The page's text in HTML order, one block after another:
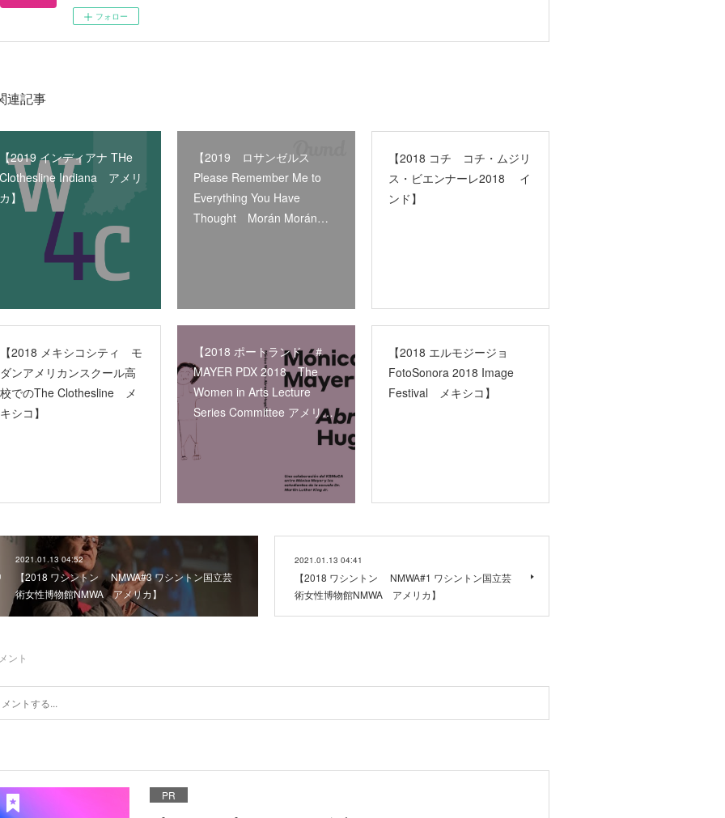
フォロー
連記事
【2019 インディアナ THe
Clothesline Indiana アメリ
カ】
【2019 ロサンゼルス
Please Remember Me to
Everything You Have
Thought Morán Morán…
【2018 コチ コチ・ムジリ
ス・ビエンナーレ2018 イ
ンド】
【2018 メキシコシティ モ
ダンアメリカンスクール高
校でのThe Clothesline メ
キシコ】
【2018 ポートランド ＃
MAYER PDX 2018 The
Women in Arts Lecture
Series Committee アメリ…
【2018 エルモジージョ
FotoSonora 2018 Image
Festival メキシコ】
2021.01.13 04:52
【2018 ワシントン NMWA#3 ワシントン国立芸
術女性博物館NMWA アメリカ】
2021.01.13 04:41
【2018 ワシントン NMWA#1 ワシントン国立芸
術女性博物館NMWA アメリカ】
ント
PR